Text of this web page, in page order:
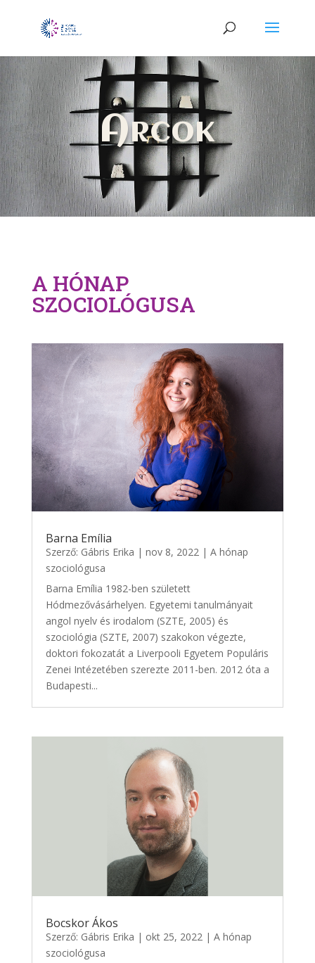
Arcok
A HÓNAP
SZOCIOLÓGUSA
Barna Emília
Szerző: Gábris Erika | nov 8, 2022| A hónap
szociológusa
Barna Emília 1982-ben született
Hódmezővásárhelyen. Egyetemi tanulmányait
angol nyelv és irodalom (SZTE, 2005) és
szociológia (SZTE, 2007) szakokon végezte,
doktori fokozatát a Liverpooli Egyetem Populáris
Zenei Intézetében szerezte 2011-ben. 2012 óta a
Budapesti...
Bocskor Ákos
Szerző: Gábris Erika | okt 25, 2022| A hónap
szociológusa